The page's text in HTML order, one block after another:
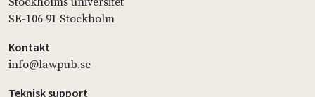
SE-106 91 Stockholm
Kontakt
info@lawpub.se
Teknisk support